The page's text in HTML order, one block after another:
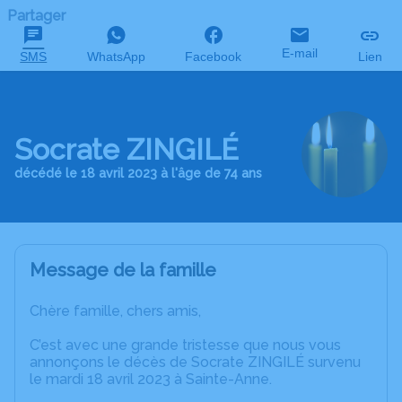
Partager
SMS WhatsApp Facebook E-mail Lien
Socrate ZINGILÉ
décédé le 18 avril 2023 à l'âge de 74 ans
Message de la famille
Chère famille, chers amis,
C’est avec une grande tristesse que nous vous
annonçons le décès de Socrate ZINGILÉ survenu
le mardi 18 avril 2023 à Sainte-Anne.